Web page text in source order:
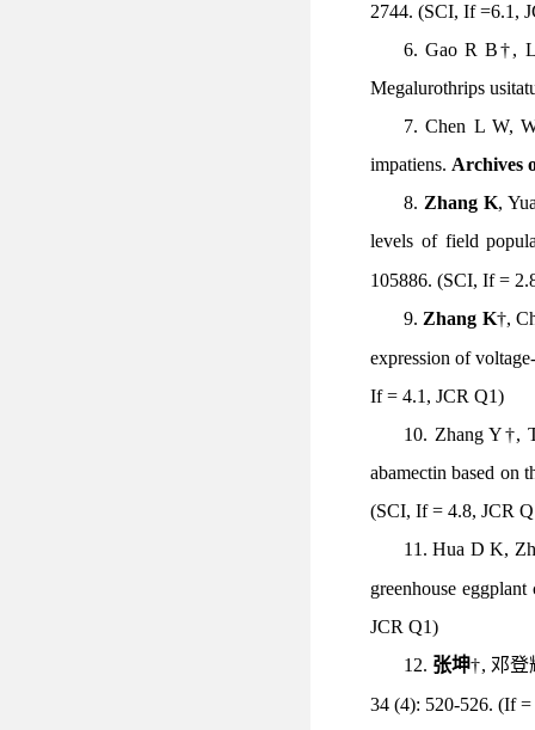
2744. (SCI, If =6.1,
6. Gao R B†,
Megalurothrips
7. Chen L W,
impatiens. Archives
8. Zhang K,
levels of field
105886. (SCI, If =
9. Zhang K†,
expression of
If = 4.1, JCR Q1)
10. Zhang Y†,
abamectin based on
(SCI, If = 4.8, JCR
1 1 . Hua D K,
greenhouse
JCR Q1)
1 2. 张坤†, 邓登
34 (4): 520-526. (If =